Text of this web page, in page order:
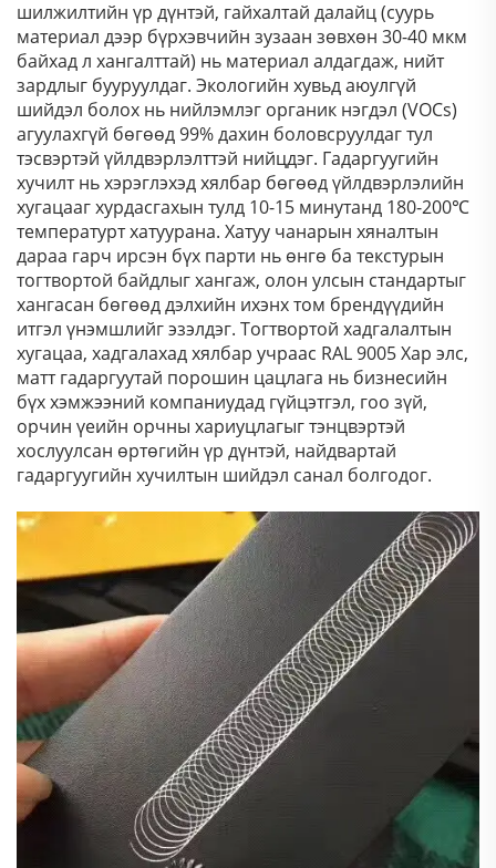
шилжилтийн үр дүнтэй, гайхалтай далайц (суурь
материал дээр бүрхэвчийн зузаан зөвхөн 30-40 мкм
байхад л хангалттай) нь материал алдагдаж, нийт
зардлыг бууруулдаг. Экологийн хувьд аюулгүй
шийдэл болох нь нийлэмлэг органик нэгдэл (VOCs)
агуулахгүй бөгөөд 99% дахин боловсруулдаг тул
тэсвэртэй үйлдвэрлэлттэй нийцдэг. Гадаргуугийн
хучилт нь хэрэглэхэд хялбар бөгөөд үйлдвэрлэлийн
хугацааг хурдасгахын тулд 10-15 минутанд 180-200℃
температурт хатуурана. Хатуу чанарын хяналтын
дараа гарч ирсэн бүх парти нь өнгө ба текстурын
тогтвортой байдлыг хангаж, олон улсын стандартыг
хангасан бөгөөд дэлхийн ихэнх том брендүүдийн
итгэл үнэмшлийг эзэлдэг. Тогтвортой хадгалалтын
хугацаа, хадгалахад хялбар учраас RAL 9005 Хар элс,
матт гадаргуутай порошин цацлага нь бизнесийн
бүх хэмжээний компаниудад гүйцэтгэл, гоо зүй,
орчин үеийн орчны хариуцлагыг тэнцвэртэй
хослуулсан өртөгийн үр дүнтэй, найдвартай
гадаргуугийн хучилтын шийдэл санал болгодог.